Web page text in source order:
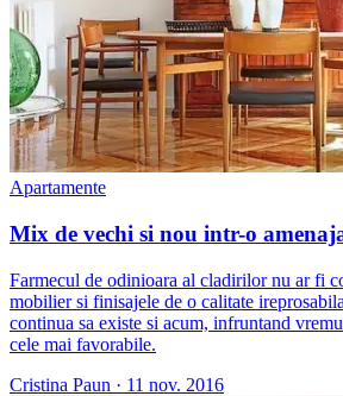
Apartamente
Mix de vechi si nou intr-o
Farmecul de odinioara al cladirilor nu ar fi
mobilier si finisajele de o calitate
continua sa existe si acum, infruntand
cele mai favorabile.
Cristina Paun · 11 nov. 2016